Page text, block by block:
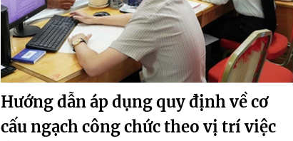
Hướng dẫn áp dụng quy định về cơ
cấu ngạch công chức theo vị trí việc